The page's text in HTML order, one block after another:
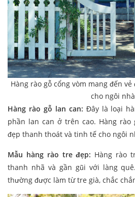
Hàng rào gỗ cổng vòm mang đến
cho ngôi
Hàng rào gỗ lan can: Đây là loại
phần lan can ở trên cao. Hàng rào
đẹp thanh thoát và tinh tế cho ngôi
Mẫu hàng rào tre đẹp: Hàng rào
thanh nhã và gần gũi với làng
thường được làm từ tre già, chắc